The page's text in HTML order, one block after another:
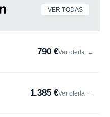
VER TODAS
790 €Ver oferta →
1.385 €Ver oferta →